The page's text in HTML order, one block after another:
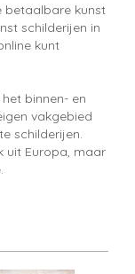
betaalbare kunst
schilderijen in
kunt
binnen- en
vakgebied
schilderijen.
uit Europa, maar